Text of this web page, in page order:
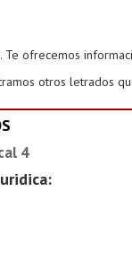
. Te ofrecemos
otros letrados
4